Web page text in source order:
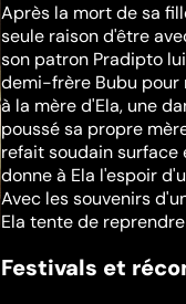
Après la mort de sa
seule raison d'être
son patron Pradipto
demi-frère Bubu pour
à la mère d'Ela, une
poussé sa propre
refait soudain surface
donne à Ela l'espoir
Avec les souvenirs
Ela tente de
Festivals et